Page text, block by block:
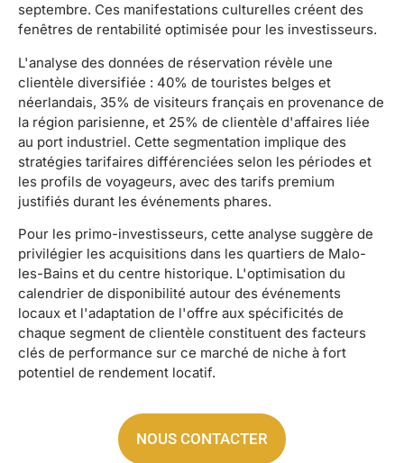
septembre. Ces manifestations culturelles créent des
fenêtres de rentabilité optimisée pour les investisseurs.
L'analyse des données de réservation révèle une
clientèle diversifiée : 40% de touristes belges et
néerlandais, 35% de visiteurs français en provenance de
la région parisienne, et 25% de clientèle d'affaires liée
au port industriel. Cette segmentation implique des
stratégies tarifaires différenciées selon les périodes et
les profils de voyageurs, avec des tarifs premium
justifiés durant les événements phares.
Pour les primo-investisseurs, cette analyse suggère de
privilégier les acquisitions dans les quartiers de Malo-
les-Bains et du centre historique. L'optimisation du
calendrier de disponibilité autour des événements
locaux et l'adaptation de l'offre aux spécificités de
chaque segment de clientèle constituent des facteurs
clés de performance sur ce marché de niche à fort
potentiel de rendement locatif.
NOUS CONTACTER